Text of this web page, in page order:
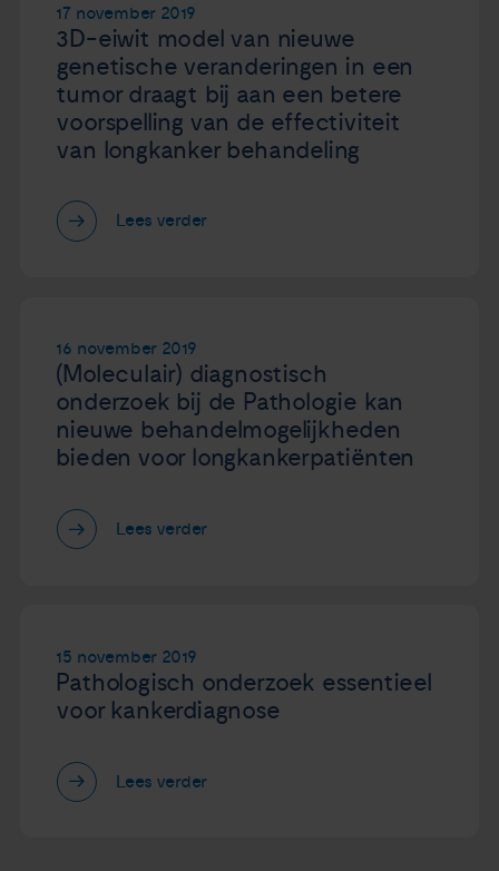
17 november 2019
3D-eiwit model van nieuwe
genetische veranderingen in een
tumor draagt bij aan een betere
voorspelling van de effectiviteit
van longkanker behandeling
Lees verder
16 november 2019
(Moleculair) diagnostisch
onderzoek bij de Pathologie kan
nieuwe behandelmogelijkheden
bieden voor longkankerpatiënten
Lees verder
15 november 2019
Pathologisch onderzoek essentieel
voor kankerdiagnose
Lees verder